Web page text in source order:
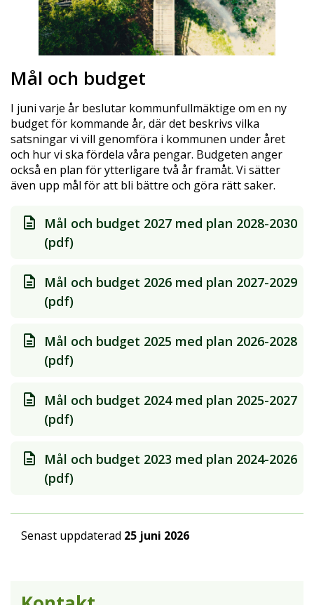
Mål och budget
I juni varje år beslutar kommunfullmäktige om en ny
budget för kommande år, där det beskrivs vilka
satsningar vi vill genomföra i kommunen under året
och hur vi ska fördela våra pengar. Budgeten anger
också en plan för ytterligare två år framåt. Vi sätter
även upp mål för att bli bättre och göra rätt saker.
Mål och budget 2027 med plan 2028-2030
(pdf)
Mål och budget 2026 med plan 2027-2029
(pdf)
Mål och budget 2025 med plan 2026-2028
(pdf)
Mål och budget 2024 med plan 2025-2027
(pdf)
Mål och budget 2023 med plan 2024-2026
(pdf)
Senast uppdaterad 25 juni 2026